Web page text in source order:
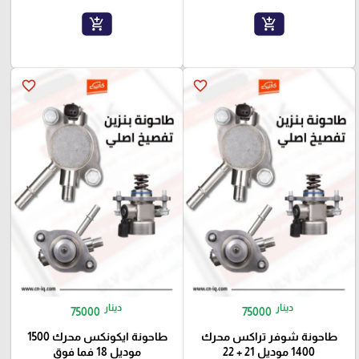
add_shopping_cart
add_shopping_cart
favorite_border
75000 دينار
طاحونة شوفر تراكس محرك
1400 موديل 21 + 22
favorite_border
75000 دينار
طاحونة ايكونكس محرك 1500
موديل 18 فما فوق